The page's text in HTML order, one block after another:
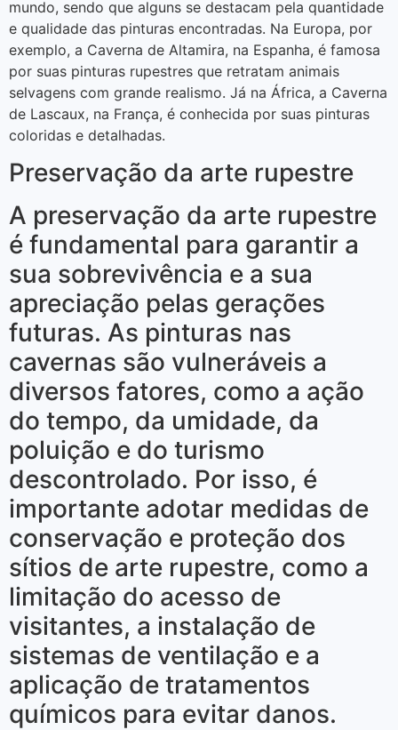
mundo, sendo que alguns se destacam pela quantidade
e qualidade das pinturas encontradas. Na Europa, por
exemplo, a Caverna de Altamira, na Espanha, é famosa
por suas pinturas rupestres que retratam animais
selvagens com grande realismo. Já na África, a Caverna
de Lascaux, na França, é conhecida por suas pinturas
coloridas e detalhadas.
Preservação da arte rupestre
A preservação da arte rupestre
é fundamental para garantir a
sua sobrevivência e a sua
apreciação pelas gerações
futuras. As pinturas nas
cavernas são vulneráveis a
diversos fatores, como a ação
do tempo, da umidade, da
poluição e do turismo
descontrolado. Por isso, é
importante adotar medidas de
conservação e proteção dos
sítios de arte rupestre, como a
limitação do acesso de
visitantes, a instalação de
sistemas de ventilação e a
aplicação de tratamentos
químicos para evitar danos.